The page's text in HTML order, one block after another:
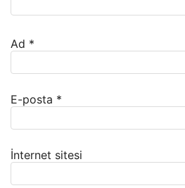
Ad *
E-posta *
İnternet sitesi